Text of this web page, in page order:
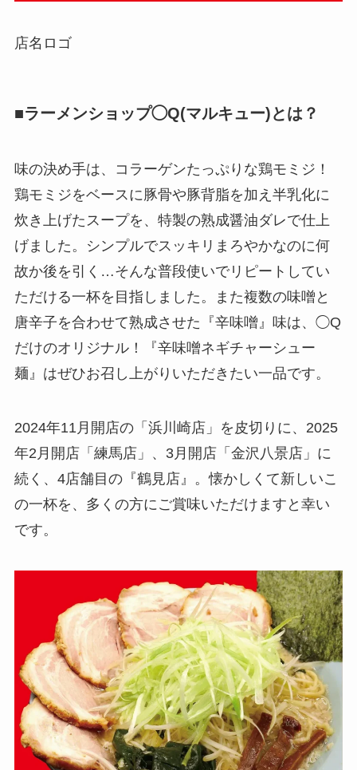
店名ロゴ
■ラーメンショップ◯Q(マルキュー)とは？
味の決め手は、コラーゲンたっぷりな鶏モミジ！
鶏モミジをベースに豚骨や豚背脂を加え半乳化に
炊き上げたスープを、特製の熟成醤油ダレで仕上
げました。シンプルでスッキリまろやかなのに何
故か後を引く…そんな普段使いでリピートしてい
ただける一杯を目指しました。また複数の味噌と
唐辛子を合わせて熟成させた『辛味噌』味は、◯Q
だけのオリジナル！『辛味噌ネギチャーシュー
麺』はぜひお召し上がりいただきたい一品です。
2024年11月開店の「浜川崎店」を皮切りに、2025
年2月開店「練馬店」、3月開店「金沢八景店」に
続く、4店舗目の『鶴見店』。懐かしくて新しいこ
の一杯を、多くの方にご賞味いただけますと幸い
です。